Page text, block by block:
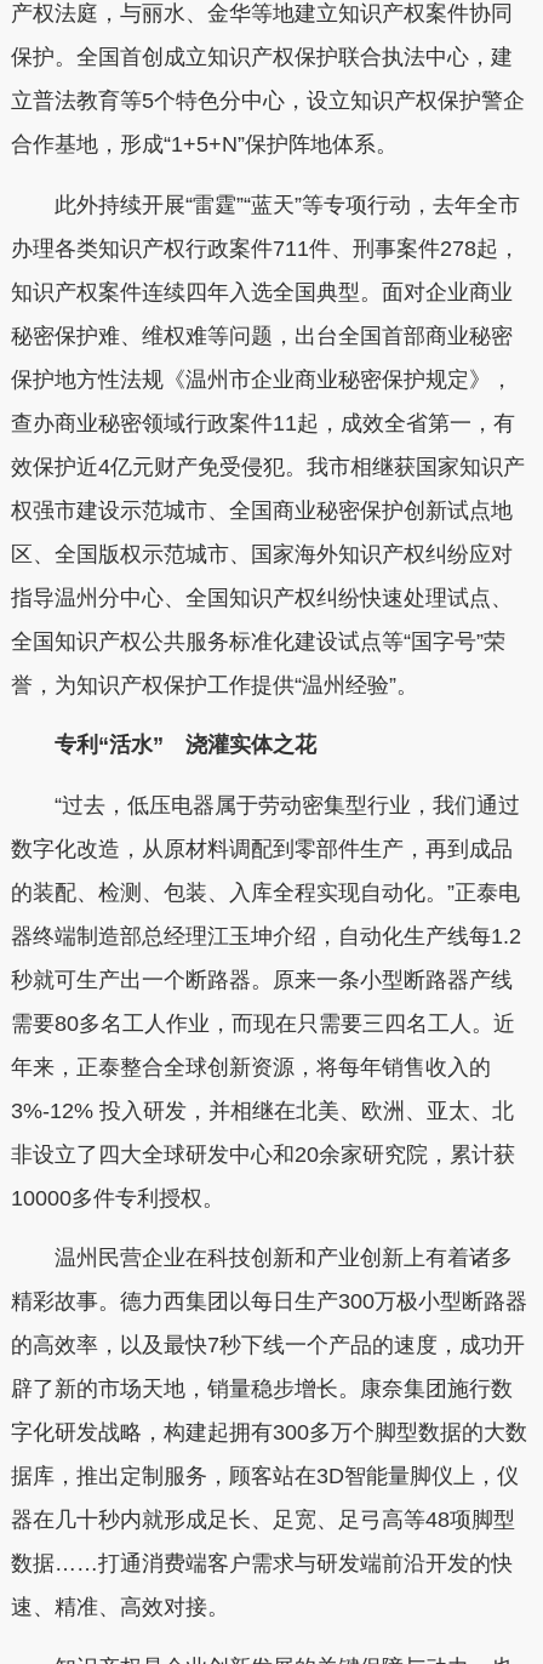
产权法庭，与丽水、金华等地建立知识产权案件协同
保护。全国首创成立知识产权保护联合执法中心，建
立普法教育等5个特色分中心，设立知识产权保护警企
合作基地，形成“1+5+N”保护阵地体系。
此外持续开展“雷霆”“蓝天”等专项行动，去年全市
办理各类知识产权行政案件711件、刑事案件278起，
知识产权案件连续四年入选全国典型。面对企业商业
秘密保护难、维权难等问题，出台全国首部商业秘密
保护地方性法规《温州市企业商业秘密保护规定》，
查办商业秘密领域行政案件11起，成效全省第一，有
效保护近4亿元财产免受侵犯。我市相继获国家知识产
权强市建设示范城市、全国商业秘密保护创新试点地
区、全国版权示范城市、国家海外知识产权纠纷应对
指导温州分中心、全国知识产权纠纷快速处理试点、
全国知识产权公共服务标准化建设试点等“国字号”荣
誉，为知识产权保护工作提供“温州经验”。
专利“活水” 浇灌实体之花
“过去，低压电器属于劳动密集型行业，我们通过
数字化改造，从原材料调配到零部件生产，再到成品
的装配、检测、包装、入库全程实现自动化。”正泰电
器终端制造部总经理江玉坤介绍，自动化生产线每1.2
秒就可生产出一个断路器。原来一条小型断路器产线
需要80多名工人作业，而现在只需要三四名工人。近
年来，正泰整合全球创新资源，将每年销售收入的
3%-12% 投入研发，并相继在北美、欧洲、亚太、北
非设立了四大全球研发中心和20余家研究院，累计获
10000多件专利授权。
温州民营企业在科技创新和产业创新上有着诸多
精彩故事。德力西集团以每日生产300万极小型断路器
的高效率，以及最快7秒下线一个产品的速度，成功开
辟了新的市场天地，销量稳步增长。康奈集团施行数
字化研发战略，构建起拥有300多万个脚型数据的大数
据库，推出定制服务，顾客站在3D智能量脚仪上，仪
器在几十秒内就形成足长、足宽、足弓高等48项脚型
数据……打通消费端客户需求与研发端前沿开发的快
速、精准、高效对接。